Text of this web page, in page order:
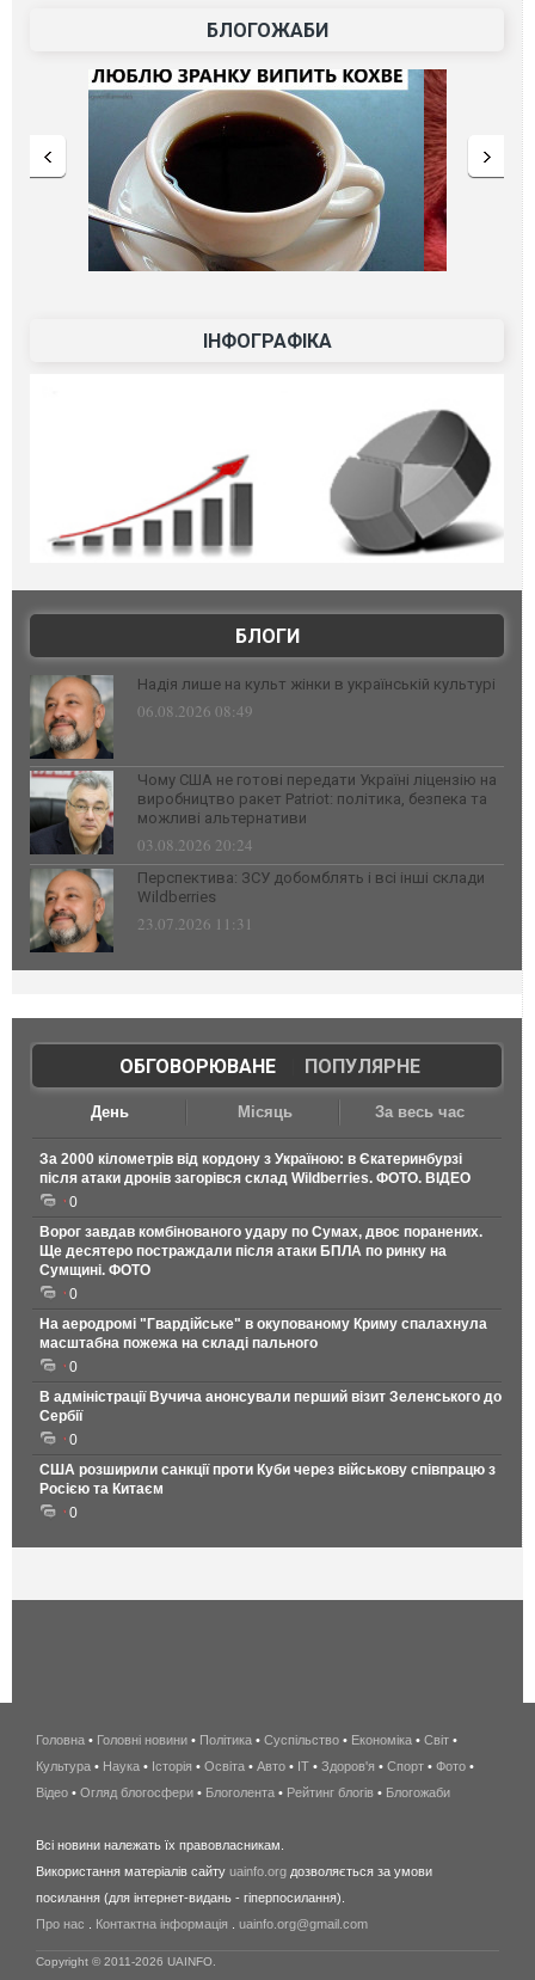
БЛОГОЖАБИ
ІНФОГРАФІКА
БЛОГИ
Надія лише на культ жінки в українській культурі
06.08.2026 08:49
Чому США не готові передати Україні ліцензію на
виробництво ракет Patriot: політика, безпека та
можливі альтернативи
03.08.2026 20:24
Перспектива: ЗСУ добомблять і всі інші склади
Wildberries
23.07.2026 11:31
ОБГОВОРЮВАНЕ| ПОПУЛЯРНЕ
День Місяць За весь час
За 2000 кілометрів від кордону з Україною: в Єкатеринбурзі
після атаки дронів загорівся склад Wildberries. ФОТО. ВІДЕО
0
Ворог завдав комбінованого удару по Сумах, двоє поранених.
Ще десятеро постраждали після атаки БПЛА по ринку на
Сумщині. ФОТО
0
На аеродромі "Гвардійське" в окупованому Криму спалахнула
масштабна пожежа на складі пального
0
В адміністрації Вучича анонсували перший візит Зеленського до
Сербії
0
США розширили санкції проти Куби через військову співпрацю з
Росією та Китаєм
0
беспроводной
интернет
киев
wimax
в
Головна • Головні новини • Політика • Суспільство • Економіка • Світ •
Культура • Наука • Історія • Освіта • Авто • IT • Здоров'я • Спорт • Фото •
Відео • Огляд блогосфери • Блоголента • Рейтинг блогів • Блогожаби
Всі новини належать їх правовласникам.
Використання матеріалів сайту uainfo.org дозволяється за умови
посилання (для інтернет-видань - гіперпосилання).
Про нас
Контактна інформація uainfo.org@gmail.com
Copyright © 2011-2026 UAINFO.